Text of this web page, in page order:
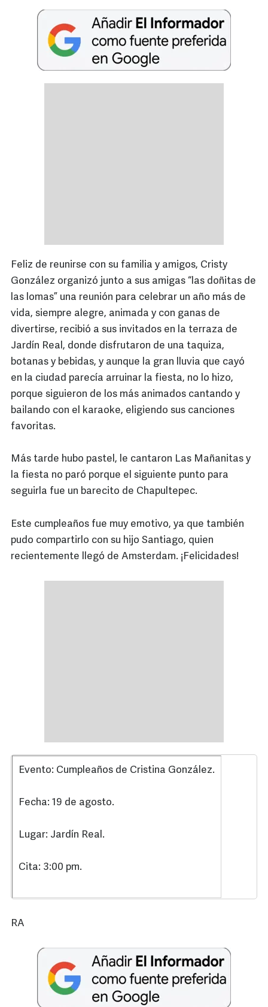
Feliz de reunirse con su familia y amigos, Cristy
González organizó junto a sus amigas “las doñitas de
las lomas” una reunión para celebrar un año más de
vida, siempre alegre, animada y con ganas de
divertirse, recibió a sus invitados en la terraza de
Jardín Real, donde disfrutaron de una taquiza,
botanas y bebidas, y aunque la gran lluvia que cayó
en la ciudad parecía arruinar la fiesta, no lo hizo,
porque siguieron de los más animados cantando y
bailando con el karaoke, eligiendo sus canciones
favoritas.
Más tarde hubo pastel, le cantaron Las Mañanitas y
la fiesta no paró porque el siguiente punto para
seguirla fue un barecito de Chapultepec.
Este cumpleaños fue muy emotivo, ya que también
pudo compartirlo con su hijo Santiago, quien
recientemente llegó de Amsterdam. ¡Felicidades!
Evento: Cumpleaños de Cristina González.
Fecha: 19 de agosto.
Lugar: Jardín Real.
Cita: 3:00 pm.
RA